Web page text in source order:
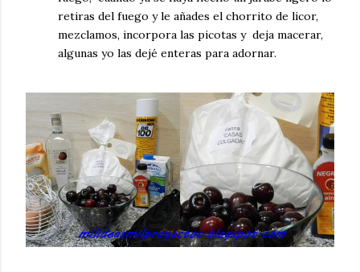
retiras del fuego y le añades el chorrito de licor,
mezclamos, incorpora las picotas y deja macerar,
algunas yo las dejé enteras para adornar.